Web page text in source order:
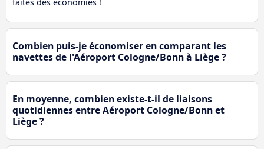
faites des économies !
Combien puis-je économiser en comparant les
navettes de l'Aéroport Cologne/Bonn à Liège ?
En moyenne, combien existe-t-il de liaisons
quotidiennes entre Aéroport Cologne/Bonn et
Liège ?